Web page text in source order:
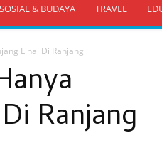
SOSIAL & BUDAYA TRAVEL
Lihai Di Ranjang
Ranjang